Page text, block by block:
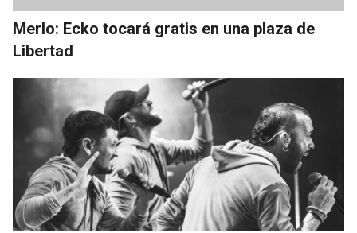
Merlo: Ecko tocará gratis en una plaza de
Libertad